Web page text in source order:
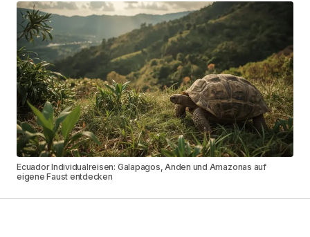
Ecuador Individualreisen: Galapagos, Anden und Amazonas auf
eigene Faust entdecken